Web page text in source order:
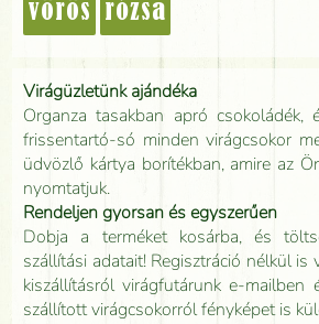
vörös rózsa
Virágüzletünk ajándéka
Organza tasakban apró
frissentartó-só minden virágcsokor
üdvözlő kártya borítékban, amire az
nyomtatjuk.
Rendeljen gyorsan és egyszerűen
Dobja a terméket kosárba, és
szállítási adatait! Regisztráció nélkül is
kiszállításról virágfutárunk e-mailben
szállított virágcsokorról fényképet is